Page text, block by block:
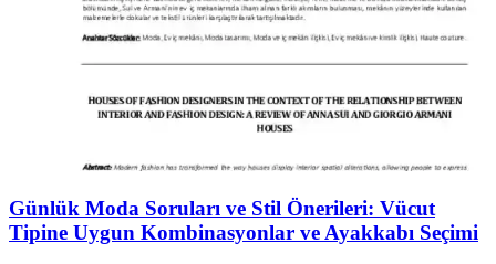
Günlük Moda Soruları ve Stil Önerileri: Vücut
Tipine Uygun Kombinasyonlar ve Ayakkabı Seçimi